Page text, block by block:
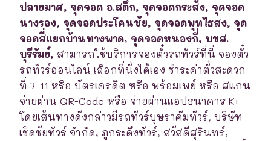
ปลายมาศ, จุดจอด อ.สตึก, จุดจอดกระสัง, จุดจอด
นางรอง, จุดจอดประโคนชัย, จุดจอดพุทไธสง, จุด
จอดสี่แยกบ้านทางพาด, จุดจอดหนองกี่, บขส.
บุรีรัมย์, สามารถใช้บริการจองตั๋วรถทัวร์ที่นี่ จองตั๋ว
รถทัวร์ออนไลน์ เลือกที่นั่งได้เอง ชำระค่าตั๋วสะดวก
ที่ 7-11 หรือ บัตรเครดิต หรือ พร้อมเพย์ หรือ สแกน
จ่ายผ่าน QR-Code หรือ จ่ายผ่านแอปธนาคาร K+
โดยเส้นทางดังกล่าวมีรถทัวร์บุษราคัมทัวร์, บริษัท
เชิดชัยทัวร์ จำกัด, ภูกระดึงทัวร์, สวัสดีสุรินทร์,